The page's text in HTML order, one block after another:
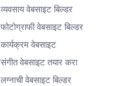
व्यवसाय वेबसाइट बिल्डर
फोटोग्राफी वेबसाइट बिल्डर
कार्यक्रम वेबसाइट
संगीत वेबसाइट तयार करा
लग्नाची वेबसाइट बिल्डर